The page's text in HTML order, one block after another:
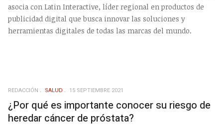
asocia con Latin Interactive, líder regional en productos de
publicidad digital que busca innovar las soluciones y
herramientas digitales de todas las marcas del mundo.
REDACCIÓN SALUD 15 SEPTIEMBRE 2021
¿Por qué es importante conocer su riesgo de
heredar cáncer de próstata?